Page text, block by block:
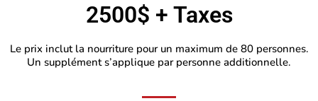
2500$ + Taxes
Le prix inclut la nourriture pour un maximum de 80 personnes.
Un supplément s’applique par personne additionnelle.